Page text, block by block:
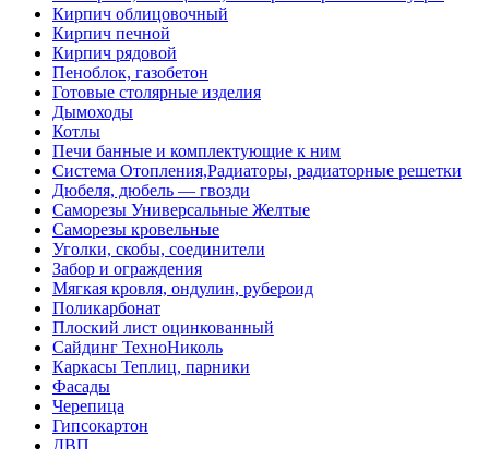
Кирпич облицовочный
Кирпич печной
Кирпич рядовой
Пеноблок, газобетон
Готовые столярные изделия
Дымоходы
Котлы
Печи банные и комплектующие к ним
Система Отопления,Радиаторы, радиаторные решетки
Дюбеля, дюбель — гвозди
Саморезы Универсальные Желтые
Саморезы кровельные
Уголки, скобы, соединители
Забор и ограждения
Мягкая кровля, ондулин, рубероид
Поликарбонат
Плоский лист оцинкованный
Сайдинг ТехноНиколь
Каркасы Теплиц, парники
Фасады
Черепица
Гипсокартон
ДВП